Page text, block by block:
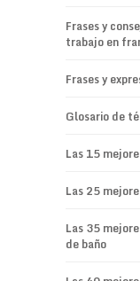
Frases y
trabajo en
Frases y
Glosario de
Las 15
Las 25
Las 35
de baño